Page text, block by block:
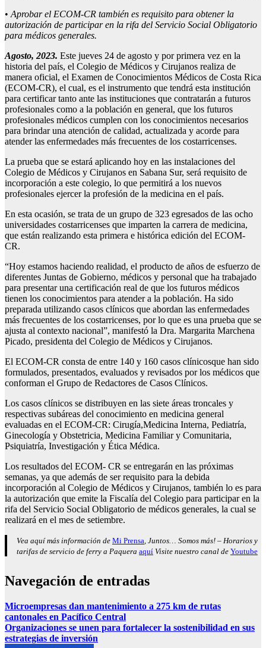
•Aprobar el ECOM-CR también es requisito para obtener la
autorización de participar en la rifa del Servicio Social Obligatorio
para médicos generales.
Agosto, 2023. Este jueves 24 de agosto y por primera vez en la
historia del país, el Colegio de Médicos y Cirujanos realiza de
manera oficial, el Examen de Conocimientos Médicos de Costa Rica
(ECOM-CR), el cual, es el instrumento que tendrá esta institución
para certificar tanto ante las instituciones que contratarán a futuros
profesionales como a la población en general, que los futuros
profesionales médicos cumplen con los conocimientos necesarios
para brindar una atención de calidad, actualizada y acorde para
atender las enfermedades más frecuentes de los costarricenses.
La prueba que se estará aplicando hoy en las instalaciones del
Colegio de Médicos y Cirujanos en Sabana Sur, será requisito de
incorporación a este colegio, lo que permitirá a los nuevos
profesionales ejercer la profesión de la medicina en el país.
En esta ocasión, se trata de un grupo de 323 egresados de las ocho
universidades costarricenses que imparten la carrera de medicina,
que están realizando esta primera e histórica edición del ECOM-
CR.
“Hoy estamos haciendo realidad, el producto de años de esfuerzo de
diferentes Juntas de Gobierno, médicos y personal que ha trabajado
para presentar una certificación real de que los futuros médicos
tienen los conocimientos para atender a la población. Ha sido
preparada utilizando casos clínicos que abordan las enfermedades
más frecuentes de los costarricenses, por lo que es una prueba que se
ajusta al contexto nacional”, manifestó la Dra. Margarita Marchena
Picado, presidenta del Colegio de Médicos y Cirujanos.
El ECOM-CR consta de entre 140 y 160 casos clínicosque han sido
formulados, presentados, evaluados y revisados por los médicos que
conforman el Grupo de Redactores de Casos Clínicos.
Los casos clínicos se distribuyen en las siete áreas troncales y
respectivas subáreas del conocimiento en medicina general
evaluadas en el ECOM-CR: Cirugía,Medicina Interna, Pediatría,
Ginecología y Obstetricia, Medicina Familiar y Comunitaria,
Psiquiatría, Investigación y Ética Médica.
Los resultados del ECOM- CR se entregarán en las próximas
semanas, ya que además de ser requisito para la debida
incorporación al Colegio de Médicos y Cirujanos, también lo es para
la autorización que emite la Fiscalía del Colegio para participar en la
rifa del Servicio Social Obligatorio de médicos generales, la cual se
realizará en el mes de setiembre.
Vea aquí más información de Mi Prensa, Juntos… Somos más! – Horarios y
tarifas de servicio de ferry a Paquera aquí Visite nuestro canal de Youtube
Navegación de entradas
Microempresas dan mantenimiento a 275 km de rutas
cantonales en Pacífico Central
Organizaciones se unen para fortalecer la sostenibilidad en sus
estrategias de inversión